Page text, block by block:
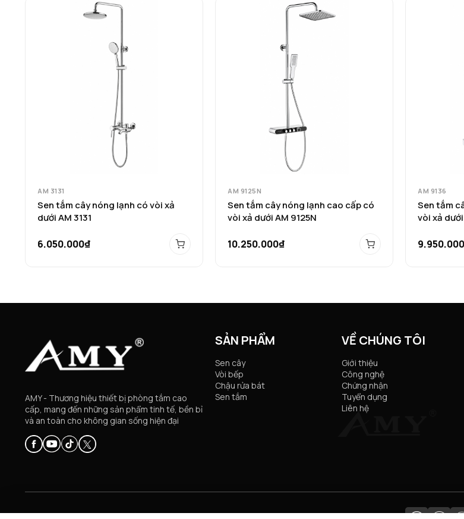
AM 3131
Sen tắm cây nóng lạnh có vòi xả
dưới AM 3131
6.050.000₫
AM 9125N
Sen tắm cây nóng lạnh cao cấp có
vòi xả dưới AM 9125N
10.250.000₫
AM 9136
Sen tắm
vòi xả
AMY - Thương hiệu thiết bị phòng tắm cao
cấp, mang đến những sản phẩm tinh tế, bền bỉ
và an toàn cho không gian sống hiện đại
SẢN PHẨM
Sen cây
Vòi bếp
Chậu rửa bát
Sen tắm
VỀ CHÚNG TÔI
Giới thiệu
Công nghệ
Chứng nhận
Tuyển dụng
Liên hệ